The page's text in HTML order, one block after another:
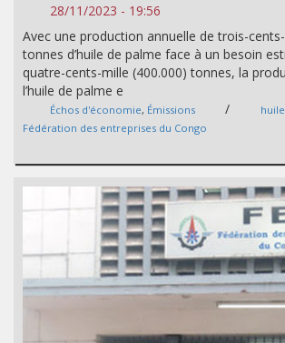
28/11/2023 - 19:56
Avec une production annuelle de trois-
tonnes d’huile de palme face à un besoin
quatre-cents-mille (400.000) tonnes, la
l’huile de palme e
Échos d'économie, Émissions /
Fédération des entreprises du Congo